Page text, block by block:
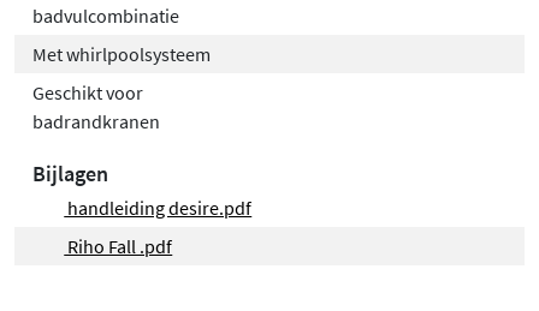
badvulcombinatie
Met whirlpoolsysteem
Geschikt voor
badrandkranen
Bijlagen
handleiding desire.pdf
Riho Fall .pdf